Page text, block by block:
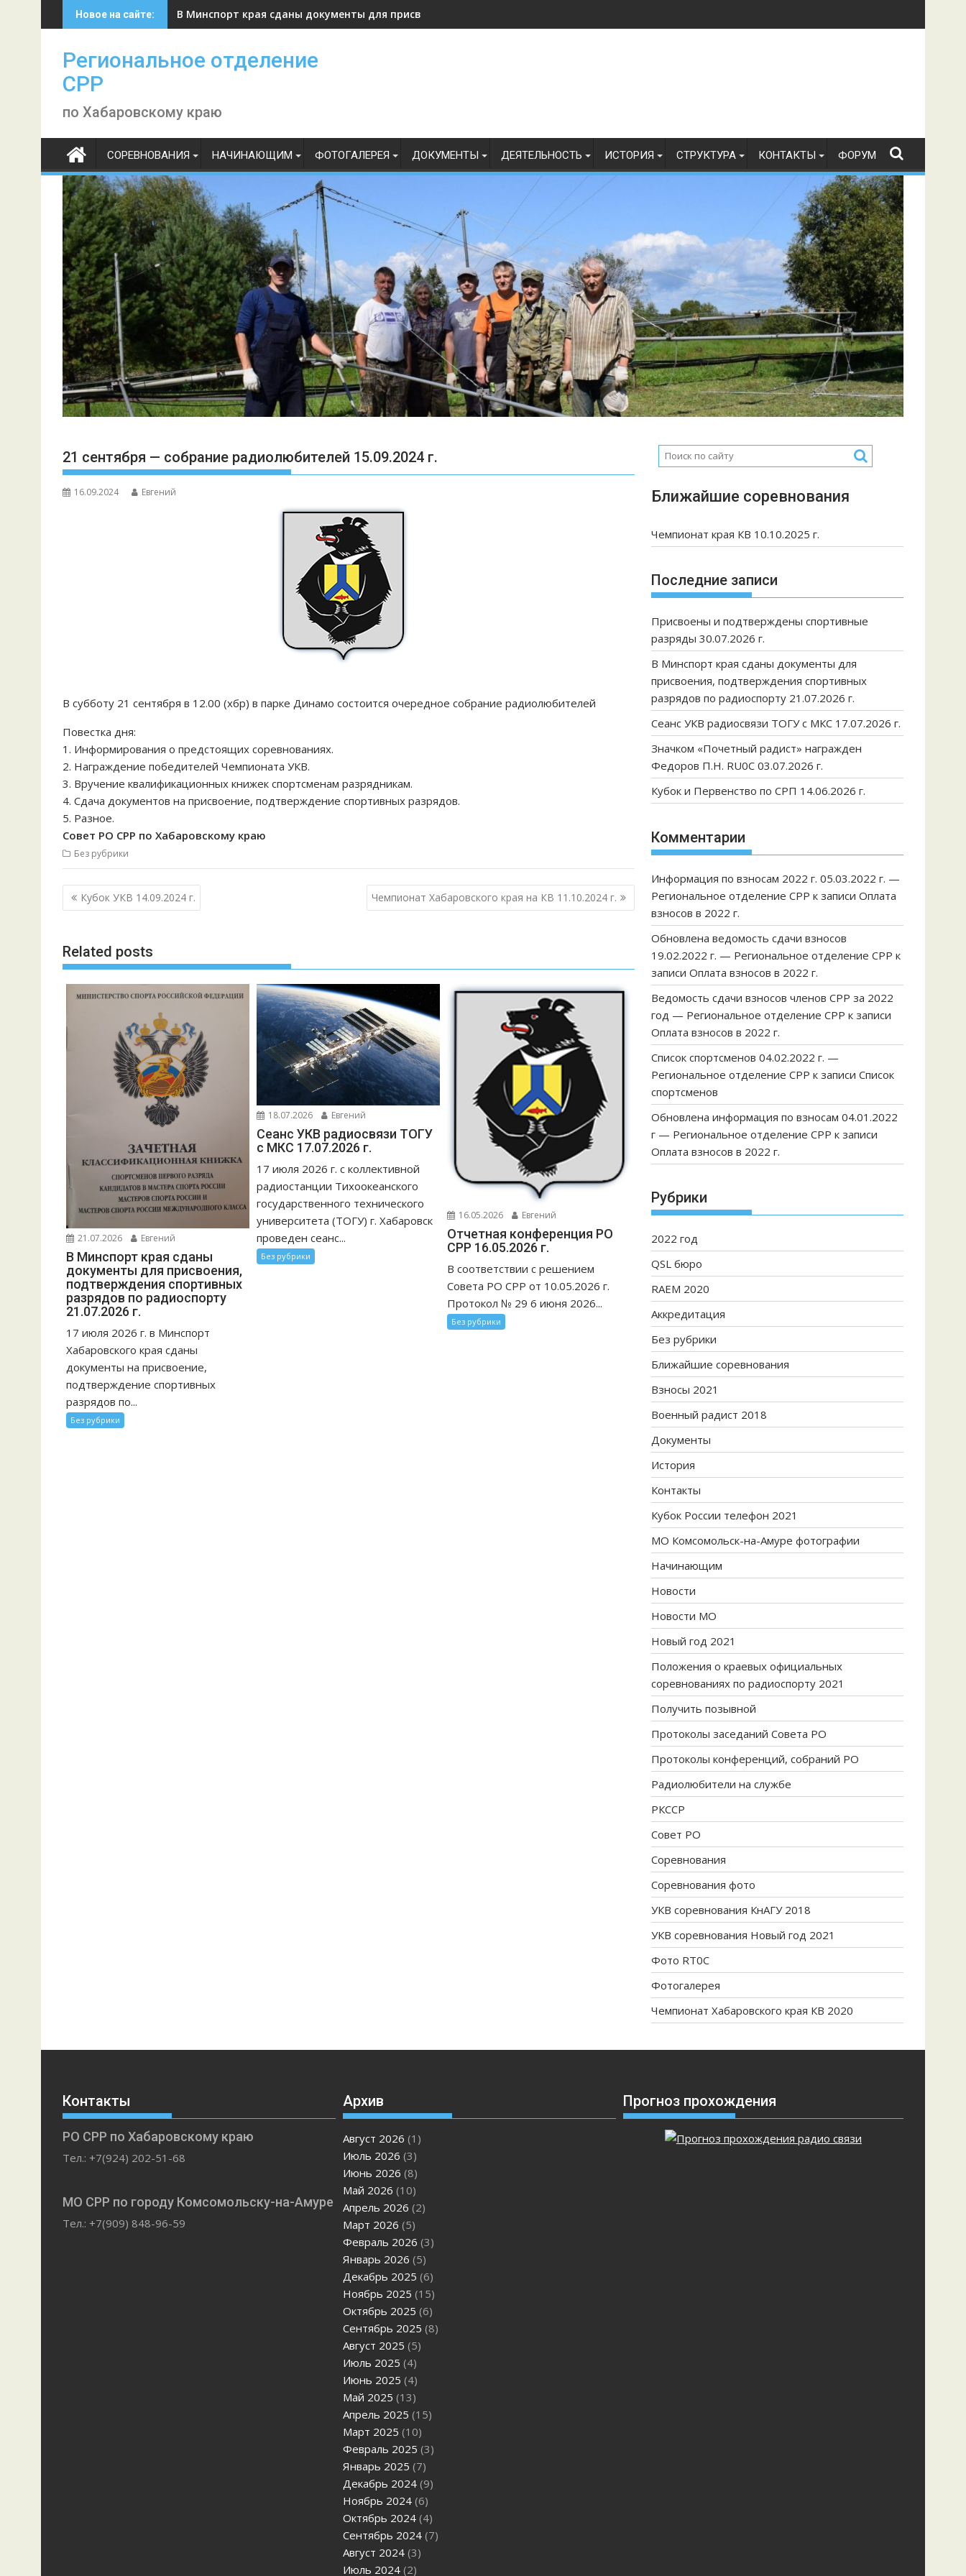
to
Новое на сайте: В Минспорт края сданы документы для присвоения, подтверждения спортивных разрядов по радиоспорту 21.07.2026 г.
Региональное отделение
СРР
по Хабаровскому краю
СОРЕВНОВАНИЯ НАЧИНАЮЩИМ ФОТОГАЛЕРЕЯ ДОКУМЕНТЫ ДЕЯТЕЛЬНОСТЬ ИСТОРИЯ СТРУКТУРА КОНТАКТЫ ФОРУМ
21 сентября — собрание радиолюбителей 15.09.2024 г.
16.09.2024 Евгений
В субботу 21 сентября в 12.00 (хбр) в парке Динамо состоится очередное собрание радиолюбителей
Повестка дня:
1. Информирования о предстоящих соревнованиях.
2. Награждение победителей Чемпионата УКВ.
3. Вручение квалификационных книжек спортсменам разрядникам.
4. Сдача документов на присвоение, подтверждение спортивных разрядов.
5. Разное.
Совет РО СРР по Хабаровскому краю
Без рубрики
Навигация
по
Кубок УКВ 14.09.2024 г. Чемпионат Хабаровского края на КВ 11.10.2024 г.
Related posts
21.07.2026 Евгений
В Минспорт края сданы
документы для присвоения,
подтверждения спортивных
разрядов по радиоспорту
21.07.2026 г.
17 июля 2026 г. в Минспорт
Хабаровского края сданы
документы на присвоение,
подтверждение спортивных
разрядов по...
Без рубрики
18.07.2026 Евгений
Сеанс УКВ радиосвязи ТОГУ
с МКС 17.07.2026 г.
17 июля 2026 г. с коллективной
радиостанции Тихоокеанского
государственного технического
университета (ТОГУ) г. Хабаровск
проведен сеанс...
Без рубрики
16.05.2026 Евгений
Отчетная конференция РО
СРР 16.05.2026 г.
В соответствии с решением
Совета РО СРР от 10.05.2026 г.
Протокол № 29 6 июня 2026...
Без рубрики
Ближайшие соревнования
Чемпионат края КВ 10.10.2025 г.
Последние записи
Присвоены и подтверждены спортивные
разряды 30.07.2026 г.
В Минспорт края сданы документы для
присвоения, подтверждения спортивных
разрядов по радиоспорту 21.07.2026 г.
Сеанс УКВ радиосвязи ТОГУ с МКС 17.07.2026 г.
Значком «Почетный радист» награжден
Федоров П.Н. RU0C 03.07.2026 г.
Кубок и Первенство по СРП 14.06.2026 г.
Комментарии
Информация по взносам 2022 г. 05.03.2022 г. —
Региональное отделение СРР к записи Оплата
взносов в 2022 г.
Обновлена ведомость сдачи взносов
19.02.2022 г. — Региональное отделение СРР к
записи Оплата взносов в 2022 г.
Ведомость сдачи взносов членов СРР за 2022
год — Региональное отделение СРР к записи
Оплата взносов в 2022 г.
Список спортсменов 04.02.2022 г. —
Региональное отделение СРР к записи Список
спортсменов
Обновлена информация по взносам 04.01.2022
г — Региональное отделение СРР к записи
Оплата взносов в 2022 г.
Рубрики
2022 год
QSL бюро
RAEM 2020
Аккредитация
Без рубрики
Ближайшие соревнования
Взносы 2021
Военный радист 2018
Документы
История
Контакты
Кубок России телефон 2021
МО Комсомольск-на-Амуре фотографии
Начинающим
Новости
Новости МО
Новый год 2021
Положения о краевых официальных
соревнованиях по радиоспорту 2021
Получить позывной
Протоколы заседаний Совета РО
Протоколы конференций, собраний РО
Радиолюбители на службе
РКССР
Совет РО
Соревнования
Соревнования фото
УКВ соревнования КнАГУ 2018
УКВ соревнования Новый год 2021
Фото RT0C
Фотогалерея
Чемпионат Хабаровского края КВ 2020
Контакты
РО СРР по Хабаровскому краю
Тел.: +7(924) 202-51-68
МО СРР по городу Комсомольску-на-Амуре
Тел.: +7(909) 848-96-59
Архив
Август 2026 (1)
Июль 2026 (3)
Июнь 2026 (8)
Май 2026 (10)
Апрель 2026 (2)
Март 2026 (5)
Февраль 2026 (3)
Январь 2026 (5)
Декабрь 2025 (6)
Ноябрь 2025 (15)
Октябрь 2025 (6)
Сентябрь 2025 (8)
Август 2025 (5)
Июль 2025 (4)
Июнь 2025 (4)
Май 2025 (13)
Апрель 2025 (15)
Март 2025 (10)
Февраль 2025 (3)
Январь 2025 (7)
Декабрь 2024(9)
Ноябрь 2024(6)
Октябрь 2024(4)
Сентябрь 2024(7)
Август 2024(3)
Июль 2024(2)
Прогноз прохождения